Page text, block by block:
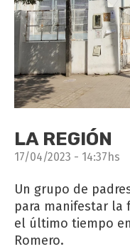
LA REGIÓN
17/04/2023 - 14:37hs
Un grupo de
para manifestar la
el último tiempo
Romero.